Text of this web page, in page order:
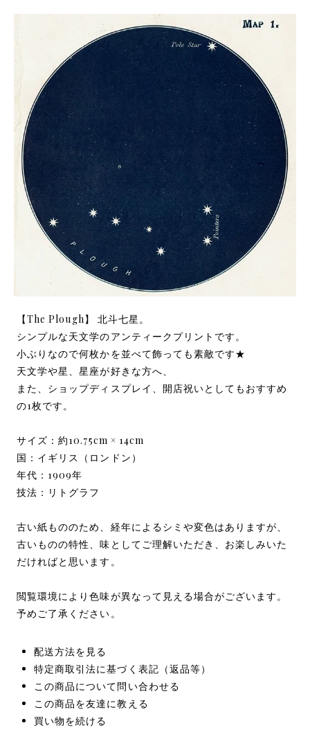
【The Plough】 北斗七星。
シンプルな天文学のアンティークプリントです。
小ぶりなので何枚かを並べて飾っても素敵です★
天文学や星、星座が好きな方へ、
また、ショップディスプレイ、開店祝いとしてもおすすめ
の1枚です。
サイズ：約10.75cm × 14cm
国：イギリス（ロンドン）
年代：1909年
技法：リトグラフ
古い紙もののため、経年によるシミや変色はありますが、
古いものの特性、味としてご理解いただき、お楽しみいた
だければと思います。
閲覧環境により色味が異なって見える場合がございます。
予めご了承ください。
配送方法を見る
特定商取引法に基づく表記（返品等）
この商品について問い合わせる
この商品を友達に教える
買い物を続ける